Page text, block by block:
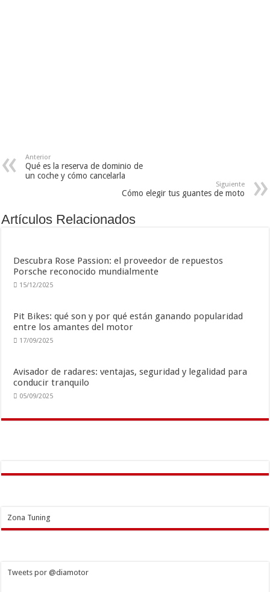
Anterior
Qué es la reserva de dominio de
un coche y cómo cancelarla
Siguiente
Cómo elegir tus guantes de moto
Artículos Relacionados
Descubra Rose Passion: el proveedor de repuestos
Porsche reconocido mundialmente
15/12/2025
Pit Bikes: qué son y por qué están ganando popularidad
entre los amantes del motor
17/09/2025
Avisador de radares: ventajas, seguridad y legalidad para
conducir tranquilo
05/09/2025
Zona Tuning
Tweets por @diamotor